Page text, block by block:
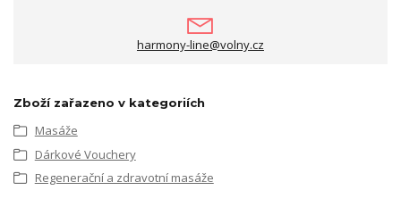
harmony-line@volny.cz
Zboží zařazeno v kategoriích
Masáže
Dárkové Vouchery
Regenerační a zdravotní masáže